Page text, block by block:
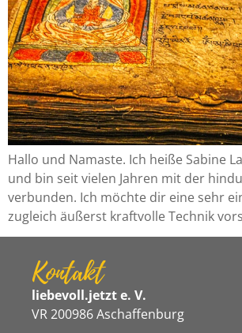
Hallo und Namaste. Ich heiße Sabine
und bin seit vielen Jahren mit der
verbunden. Ich möchte dir eine sehr
zugleich äußerst kraftvolle Technik
Kontakt
liebevoll.jetzt e. V.
VR 200986 Aschaffenburg